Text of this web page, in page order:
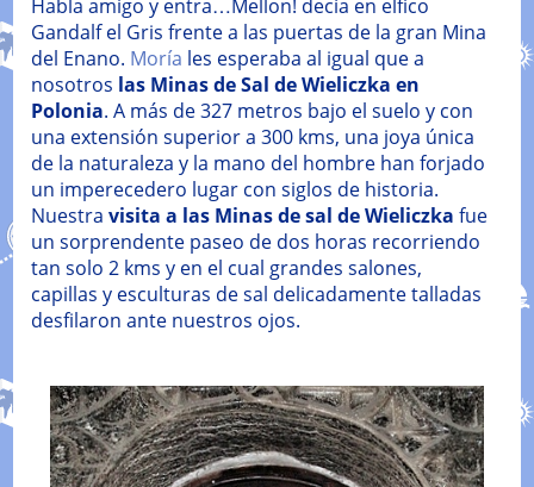
Habla amigo y entra…Mellon! decía en elfico
Gandalf el Gris frente a las puertas de la gran Mina
del Enano. Moría les esperaba al igual que a
nosotros las Minas de Sal de Wieliczka en
Polonia. A más de 327 metros bajo el suelo y con
una extensión superior a 300 kms, una joya única
de la naturaleza y la mano del hombre han forjado
un imperecedero lugar con siglos de historia.
Nuestra visita a las Minas de sal de Wieliczka fue
un sorprendente paseo de dos horas recorriendo
tan solo 2 kms y en el cual grandes salones,
capillas y esculturas de sal delicadamente talladas
desfilaron ante nuestros ojos.